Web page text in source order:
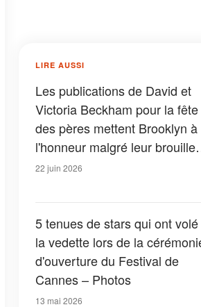
LIRE AUSSI
Les publications de David et
Victoria Beckham pour la fête
des pères mettent Brooklyn à
l'honneur malgré leur brouille
— et les internautes ont
22 juin 2026
5 tenues de stars qui ont volé
la vedette lors de la
d'ouverture du Festival de
Cannes – Photos
13 mai 2026